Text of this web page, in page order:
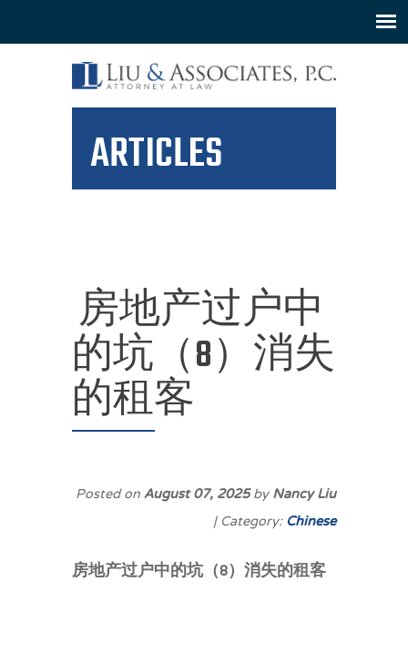
ARTICLES
房地产过户中
的坑（8）消失
的租客
Posted onAugust 07, 2025byNancy Liu
| Category:Chinese
房地产过户中的坑（8） 消失的租客